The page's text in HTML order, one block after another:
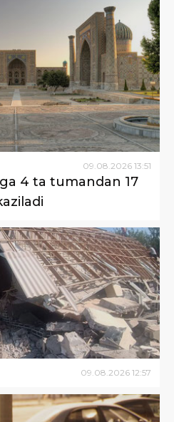
09.08.2026 13:51
4 ta tumandan 17
09 08 2026 12:57